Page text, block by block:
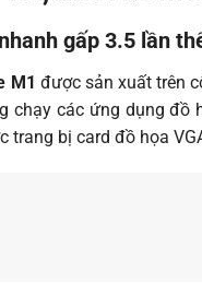
gấp 3.5 lần
M1 được sản xuất trên
chạy các ứng dụng
bị card đồ họa